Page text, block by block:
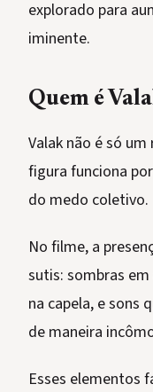
explorado para
iminente.
Quem é
Valak não é só
figura funciona
do medo coletivo.
No filme, a
sutis: sombras
na capela, e sons
de maneira
Esses elementos